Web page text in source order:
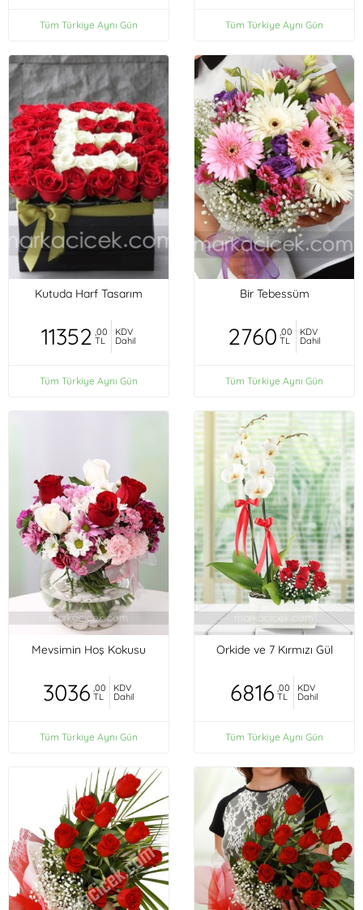
Tüm Türkiye Aynı Gün Tüm Türkiye Aynı Gün
Kutuda Harf Tasarım
11352 ,00
TL
KDV
Dahil
Tüm Türkiye Aynı Gün
Bir Tebessüm
2760 ,00
TL
KDV
Dahil
Tüm Türkiye Aynı Gün
Mevsimin Hoş Kokusu
3036 ,00
TL
KDV
Dahil
Tüm Türkiye Aynı Gün
Orkide ve 7 Kırmızı Gül
6816 ,00
TL
KDV
Dahil
Tüm Türkiye Aynı Gün